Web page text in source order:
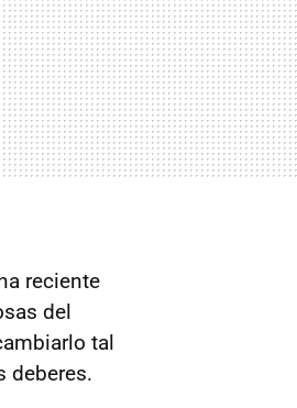
reciente
del
tal
deberes.